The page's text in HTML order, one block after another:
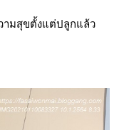
ามสุขตั้งแต่ปลูกแล้ว